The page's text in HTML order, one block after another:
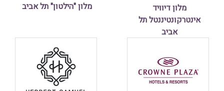
מלון "הילטון" תל אביב
מלון דיוויד
אינטרקונטיננטל תל
אביב